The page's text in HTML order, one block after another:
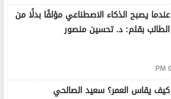
عندما يصبح الذكاء الاصطناعي مؤلفًا بدلًا من
الطالب بقلم: د. تحسين منصور
كيف يقاس العمر؟ سعيد الصالحي